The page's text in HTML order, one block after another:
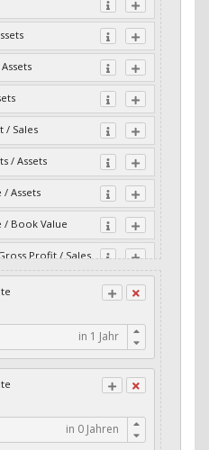
/ Sales
/ Assets
Assets
/ Book Value
Profit / Sales
Cash Flow
Gross
Net